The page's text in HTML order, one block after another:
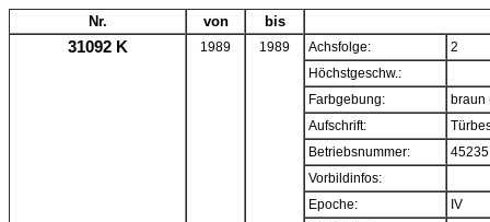
Nr. von bis
31092 K 1989 1989 Achsfolge:
2
Höchstgeschw.:
Farbgebung:
braun
Aufschrift:
Betriebsnummer:
45235
Vorbildinfos:
Epoche:
IV